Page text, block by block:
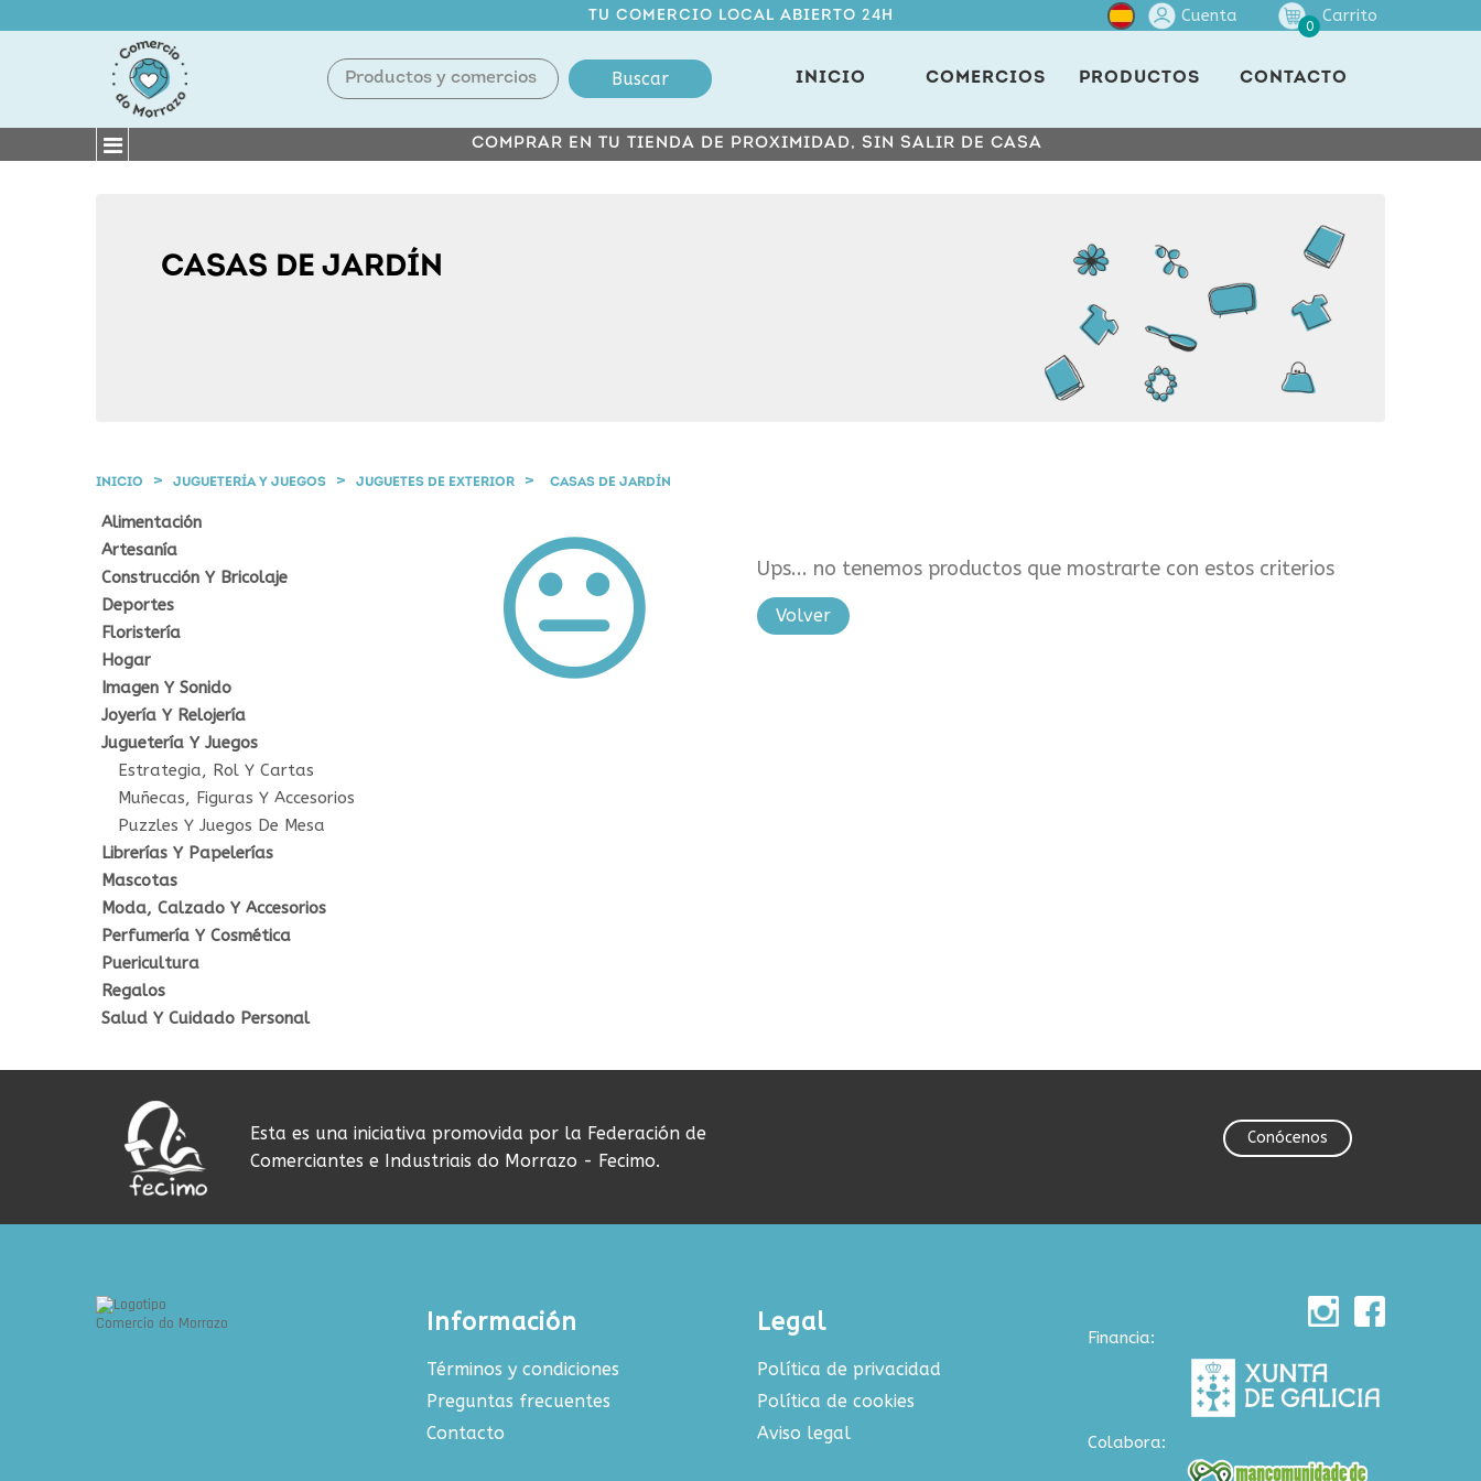
TU COMERCIO LOCAL ABIERTO 24H Cuenta
0
Carrito
Buscar INICIO COMERCIOS PRODUCTOS CONTACTO
COMPRAR EN TU TIENDA DE PROXIMIDAD, SIN SALIR DE CASA
CASAS DE JARDÍN
INICIO JUGUETERÍA Y JUEGOS JUGUETES DE EXTERIOR CASAS DE JARDÍN
Alimentación
Artesanía
Construcción Y Bricolaje
Deportes
Floristería
Hogar
Imagen Y Sonido
Joyería Y Relojería
Juguetería Y Juegos
Estrategia, Rol Y Cartas
Muñecas, Figuras Y Accesorios
Puzzles Y Juegos De Mesa
Librerías Y Papelerías
Mascotas
Moda, Calzado Y Accesorios
Perfumería Y Cosmética
Puericultura
Regalos
Salud Y Cuidado Personal
Ups... no tenemos productos que mostrarte con estos criterios
Volver
Esta es una iniciativa promovida por la Federación de
Comerciantes e Industriais do Morrazo - Fecimo.
Conócenos
Información
Términos y condiciones
Preguntas frecuentes
Contacto
Legal
Política de privacidad
Política de cookies
Aviso legal
Financia:
Colabora: